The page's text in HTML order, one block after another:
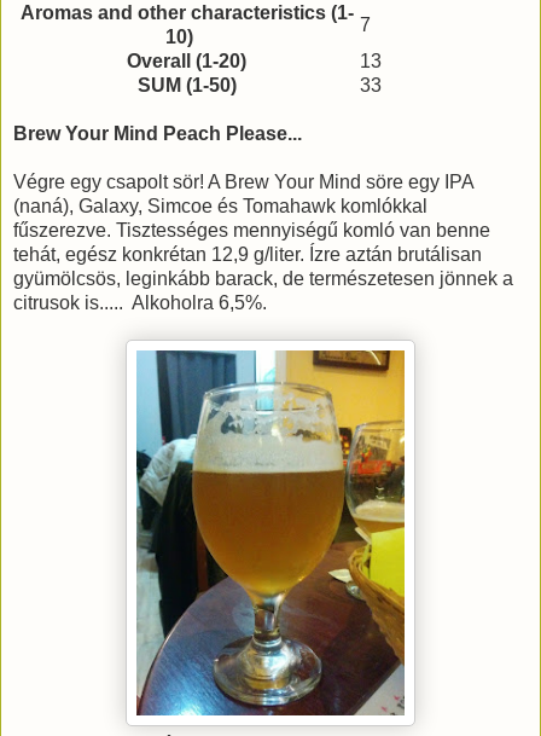
Aromas and other characteristics (1-
10)
7
Overall (1-20)
13
SUM (1-50)
33
Brew Your Mind Peach Please...
Végre egy csapolt sör! A Brew Your Mind söre egy IPA
(naná), Galaxy, Simcoe és Tomahawk komlókkal
fűszerezve. Tisztességes mennyiségű komló van benne
tehát, egész konkrétan 12,9 g/liter. Ízre aztán brutálisan
gyümölcsös, leginkább barack, de természetesen jönnek a
citrusok is..... Alkoholra 6,5%.